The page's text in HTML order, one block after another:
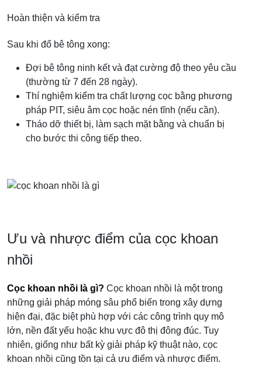
Hoàn thiện và kiểm tra
Sau khi đổ bê tông xong:
Đợi bê tông ninh kết và đạt cường độ theo yêu cầu
(thường từ 7 đến 28 ngày).
Thí nghiệm kiểm tra chất lượng cọc bằng phương
pháp PIT, siêu âm cọc hoặc nén tĩnh (nếu cần).
Tháo dỡ thiết bị, làm sạch mặt bằng và chuẩn bị
cho bước thi công tiếp theo.
Ưu và nhược điểm của cọc khoan
nhồi
Cọc khoan nhồi là gì? Cọc khoan nhồi là một trong
những giải pháp móng sâu phổ biến trong xây dựng
hiện đại, đặc biệt phù hợp với các công trình quy mô
lớn, nền đất yếu hoặc khu vực đô thị đông đúc. Tuy
nhiên, giống như bất kỳ giải pháp kỹ thuật nào, cọc
khoan nhồi cũng tồn tại cả ưu điểm và nhược điểm.